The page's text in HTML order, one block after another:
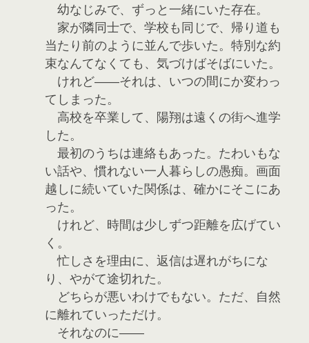
幼なじみで、ずっと一緒にいた存在。
家が隣同士で、学校も同じで、帰り道も
当たり前のように並んで歩いた。特別な約
束なんてなくても、気づけばそばにいた。
けれど――それは、いつの間にか変わっ
てしまった。
高校を卒業して、陽翔は遠くの街へ進学
した。
最初のうちは連絡もあった。たわいもな
い話や、慣れない一人暮らしの愚痴。画面
越しに続いていた関係は、確かにそこにあ
った。
けれど、時間は少しずつ距離を広げてい
く。
忙しさを理由に、返信は遅れがちにな
り、やがて途切れた。
どちらが悪いわけでもない。ただ、自然
に離れていっただけ。
それなのに――